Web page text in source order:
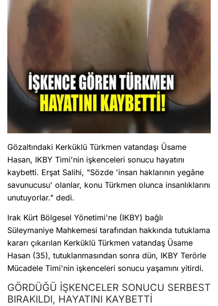
Gözaltındaki Kerküklü Türkmen vatandaşı Üsame
Hasan, IKBY Timi'nin işkenceleri sonucu hayatını
kaybetti. Erşat Salihi, "Sözde 'insan haklarının yegâne
savunucusu' olanlar, konu Türkmen olunca insanlıklarını
unutuyorlar." dedi.
Irak Kürt Bölgesel Yönetimi'ne (IKBY) bağlı
Süleymaniye Mahkemesi tarafından hakkında tutuklama
kararı çıkarılan Kerküklü Türkmen vatandaş Üsame
Hasan (35), tutuklanmasından sonra dün, IKBY Terörle
Mücadele Timi'nin işkenceleri sonucu yaşamını yitirdi.
GÖRDÜĞÜ İŞKENCELER SONUCU SERBEST
BIRAKILDI, HAYATINI KAYBETTİ